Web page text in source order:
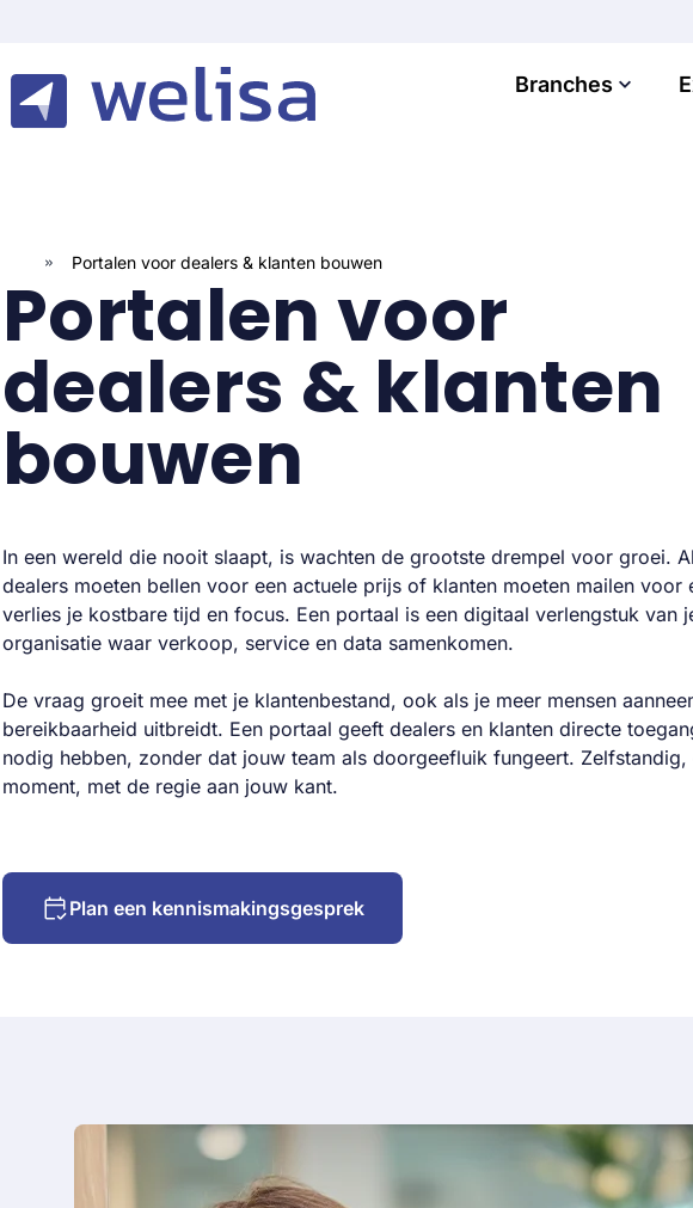
Branches
» Portalen voor dealers & klanten bouwen
Portalen voor
dealers & klanten
bouwen
In een wereld die nooit slaapt, is wachten de grootste drempel voor groei.
dealers moeten bellen voor een actuele prijs of klanten moeten mailen voor
verlies je kostbare tijd en focus. Een portaal is een digitaal verlengstuk van
organisatie waar verkoop, service en data samenkomen.
De vraag groeit mee met je klantenbestand, ook als je meer mensen
bereikbaarheid uitbreidt. Een portaal geeft dealers en klanten directe
nodig hebben, zonder dat jouw team als doorgeefluik fungeert. Zelfstandig,
moment, met de regie aan jouw kant.
Plan een kennismakingsgesprek